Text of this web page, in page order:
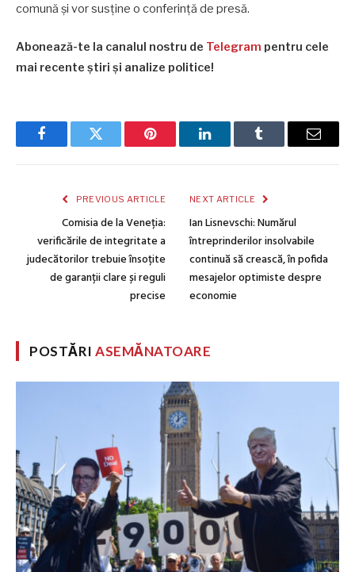
comună și vor susține o conferință de presă.
Abonează-te la canalul nostru de Telegram pentru cele
mai recente știri și analize politice!
FacebookTwitter Pinterest LinkedInTumblr Email
PREVIOUS ARTICLE
Comisia de la Veneția:
verificările de integritate a
judecătorilor trebuie însoțite
de garanții clare și reguli
precise
NEXT ARTICLE
Ian Lisnevschi: Numărul
întreprinderilor insolvabile
continuă să crească, în pofida
mesajelor optimiste despre
economie
POSTĂRIASEMĂNATOARE